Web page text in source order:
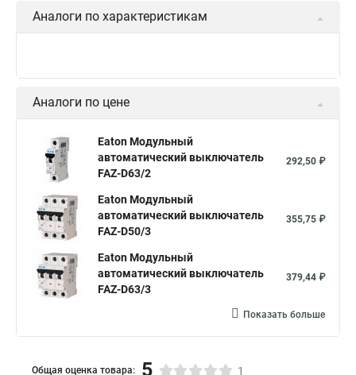
Аналоги по характеристикам
Аналоги по цене
Eaton Модульный
автоматический выключатель
FAZ-D63/2
292,50 ₽
Eaton Модульный
автоматический выключатель
FAZ-D50/3
355,75 ₽
Eaton Модульный
автоматический выключатель
FAZ-D63/3
379,44 ₽
Показать больше
Общая оценка товара: 5 1